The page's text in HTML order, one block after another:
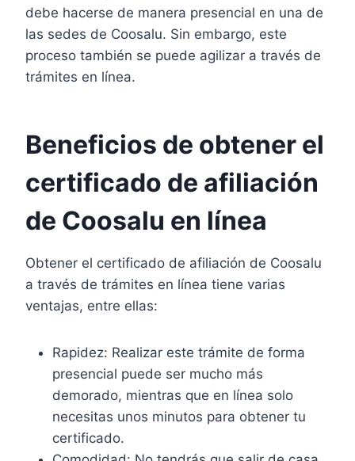
debe hacerse de manera presencial en una de
las sedes de Coosalu. Sin embargo, este
proceso también se puede agilizar a través de
trámites en línea.
Beneficios de obtener el
certificado de afiliación
de Coosalu en línea
Obtener el certificado de afiliación de Coosalu
a través de trámites en línea tiene varias
ventajas, entre ellas:
Rapidez: Realizar este trámite de forma
presencial puede ser mucho más
demorado, mientras que en línea solo
necesitas unos minutos para obtener tu
certificado.